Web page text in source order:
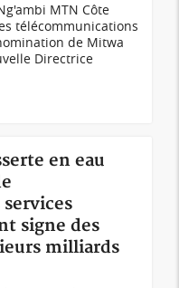
MTN Côte
télécommunications
de Mitwa
Directrice
en eau
signe des
milliards